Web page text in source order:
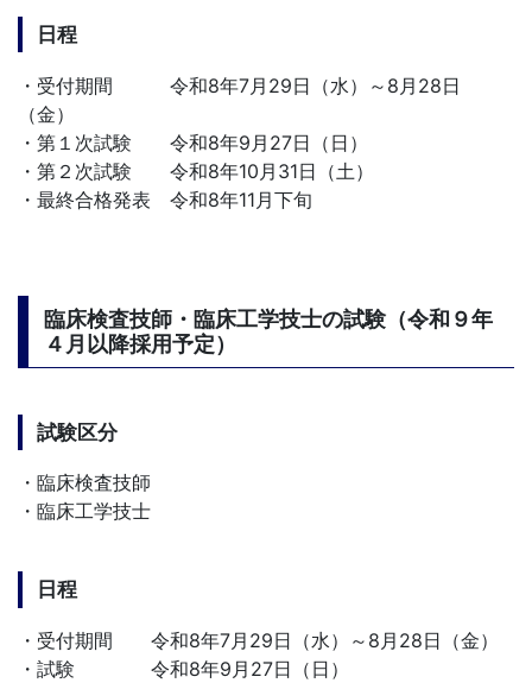
日程
・受付期間 令和8年7月29日（水）～8月28日
（金）
・第１次試験 令和8年9月27日（日）
・第２次試験 令和8年10月31日（土）
・最終合格発表 令和8年11月下旬
臨床検査技師・臨床工学技士の試験（令和９年
４月以降採用予定）
試験区分
・臨床検査技師
・臨床工学技士
日程
・受付期間 令和8年7月29日（水）～8月28日（金）
・試験 令和8年9月27日（日）